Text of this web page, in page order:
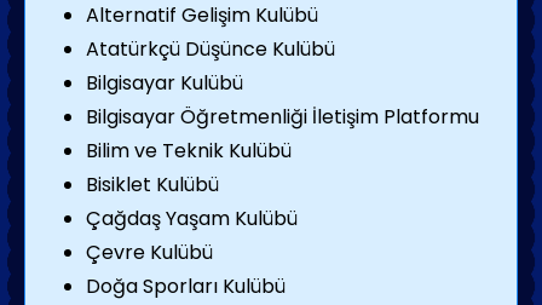
Alternatif Gelişim Kulübü
Atatürkçü Düşünce Kulübü
Bilgisayar Kulübü
Bilgisayar Öğretmenliği İletişim Platformu
Bilim ve Teknik Kulübü
Bisiklet Kulübü
Çağdaş Yaşam Kulübü
Çevre Kulübü
Doğa Sporları Kulübü